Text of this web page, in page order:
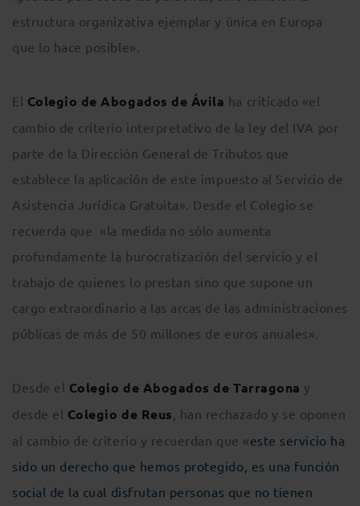
estructura organizativa ejemplar y única en Europa
que lo hace posible».
El Colegio de Abogados de Ávila ha criticado «el
cambio de criterio interpretativo de la ley del IVA por
parte de la Dirección General de Tributos que
establece la aplicación de este impuesto al Servicio de
Asistencia Jurídica Gratuita». Desde el Colegio se
recuerda que «la medida no sólo aumenta
profundamente la burocratización del servicio y el
trabajo de quienes lo prestan sino que supone un
cargo extraordinario a las arcas de las administraciones
públicas de más de 50 millones de euros anuales».
Desde el Colegio de Abogados de Tarragona y
desde el Colegio de Reus, han rechazado y se oponen
al cambio de criterio y recuerdan que «este servicio ha
sido un derecho que hemos protegido, es una función
social de la cual disfrutan personas que no tienen